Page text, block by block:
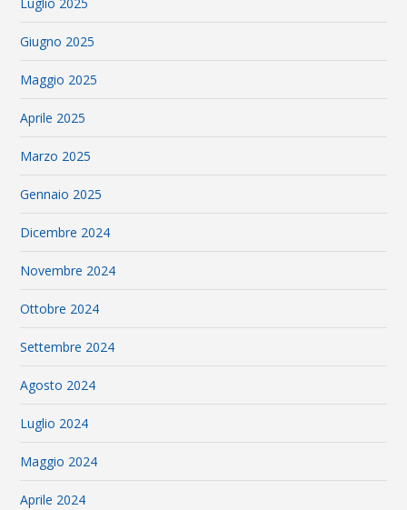
Giugno 2025
Maggio 2025
Aprile 2025
Marzo 2025
Gennaio 2025
Dicembre 2024
Novembre 2024
Ottobre 2024
Settembre 2024
Agosto 2024
Luglio 2024
Maggio 2024
Aprile 2024